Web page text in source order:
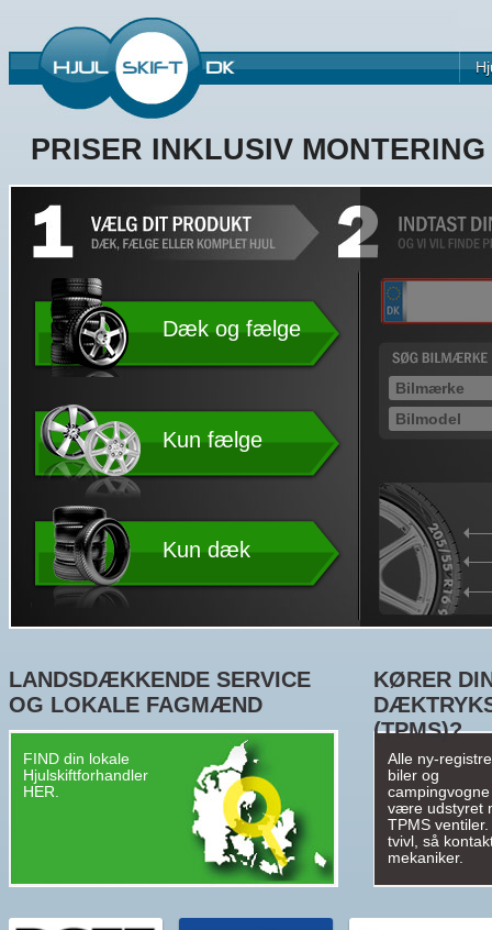
PRISER INKLUSIV
Dæk og fælge
Kun fælge
Kun dæk
LANDSDÆKKENDE SERVICE
OG LOKALE FAGMÆND
FIND din lokale
Hjulskiftforhandler
HER.
KØRER
(TPMS)?
Alle ny-
biler og
campingvogne
være udstyret
TPMS
tvivl, så
mekaniker.